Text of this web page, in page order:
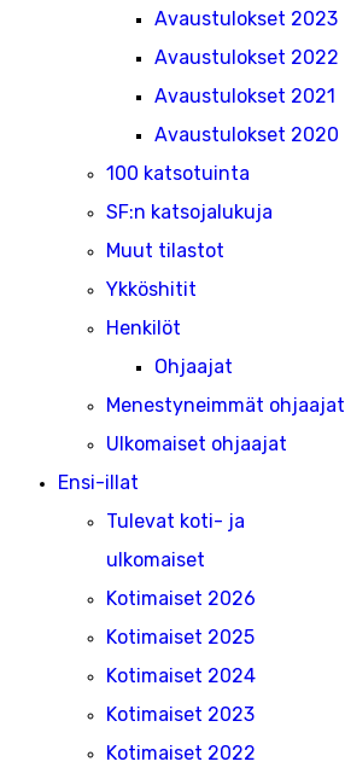
Avaustulokset 2023
Avaustulokset 2022
Avaustulokset 2021
Avaustulokset 2020
100 katsotuinta
SF:n katsojalukuja
Muut tilastot
Ykköshitit
Henkilöt
Ohjaajat
Menestyneimmät ohjaajat
Ulkomaiset ohjaajat
Ensi-illat
Tulevat koti- ja
ulkomaiset
Kotimaiset 2026
Kotimaiset 2025
Kotimaiset 2024
Kotimaiset 2023
Kotimaiset 2022